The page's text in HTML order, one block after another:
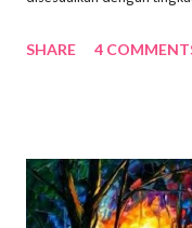
sehingga hasilnya bisa
memiliki spesifikasi
menggambar bentuk: 1.
SHARE 4